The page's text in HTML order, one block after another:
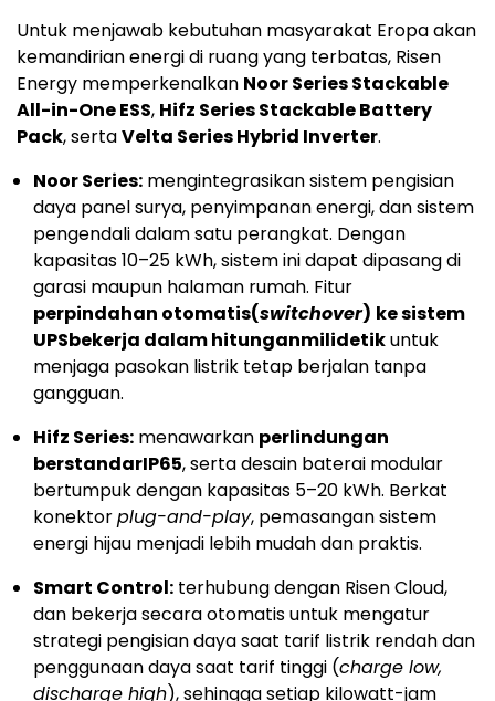
Untuk menjawab kebutuhan masyarakat Eropa akan
kemandirian energi di ruang yang terbatas, Risen
Energy memperkenalkan Noor Series Stackable
All-in-One ESS, Hifz Series Stackable Battery
Pack, sertaVelta Series Hybrid Inverter.
Noor Series: mengintegrasikan sistem pengisian
daya panel surya, penyimpanan energi, dan sistem
pengendali dalam satu perangkat. Dengan
kapasitas 10–25 kWh, sistem ini dapat dipasang di
garasi maupun halaman rumah. Fitur
perpindahan otomatis(switchover) ke sistem
UPSbekerja dalam hitunganmilidetikuntuk
menjaga pasokan listrik tetap berjalan tanpa
gangguan.
Hifz Series: menawarkan perlindungan
berstandarIP65, serta desain baterai modular
bertumpuk dengan kapasitas 5–20 kWh. Berkat
konektorplug-and-play, pemasangan sistem
energi hijau menjadi lebih mudah dan praktis.
Smart Control: terhubung dengan Risen Cloud,
dan bekerja secara otomatis untuk mengatur
strategi pengisian daya saat tarif listrik rendah dan
penggunaan daya saat tarif tinggi (charge low,
discharge high), sehingga setiap kilowatt-jam